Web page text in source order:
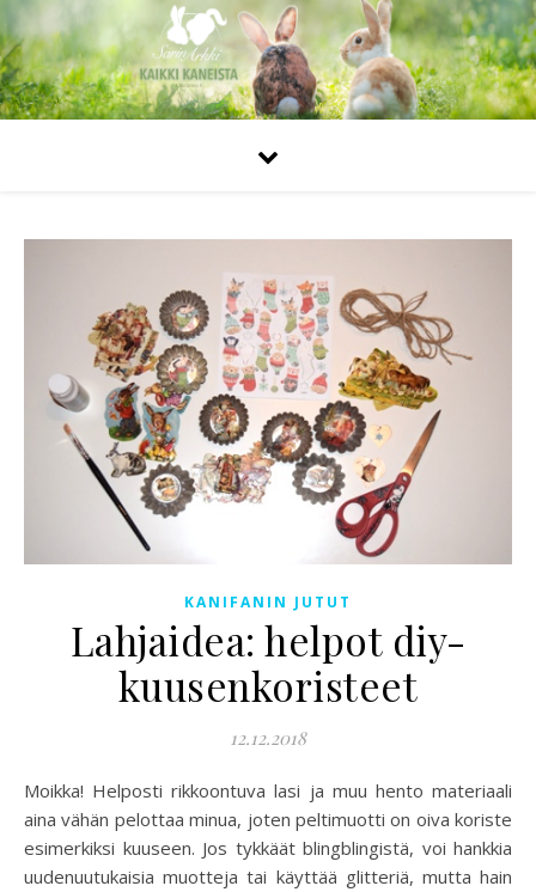
KANIFANIN JUTUT
Lahjaidea: helpot diy-
kuusenkoristeet
12.12.2018
Moikka! Helposti rikkoontuva lasi ja muu hento materiaali
aina vähän pelottaa minua, joten peltimuotti on oiva koriste
esimerkiksi kuuseen. Jos tykkäät blingblingistä, voi hankkia
uudenuutukaisia muotteja tai käyttää glitteriä, mutta hain